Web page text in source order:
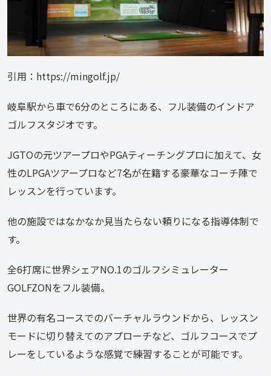
引用：https://mingolf.jp/
岐阜駅から車で6分のところにある、フル装備のインドア
ゴルフスタジオです。
JGTOの元ツアープロやPGAティーチングプロに加えて、女
性のLPGAツアープロなど7名が在籍する豪華なコーチ陣で
レッスンを行っています。
他の施設ではなかなか見当たらない頼りになる指導体制で
す。
全6打席に世界シェアNO.1のゴルフシミュレーター
GOLFZONをフル装備。
世界の有名コースでのバーチャルラウンドから、レッスン
モードに切り替えてのアプローチなど、ゴルフコースでプ
レーをしているような感覚で練習することが可能です。